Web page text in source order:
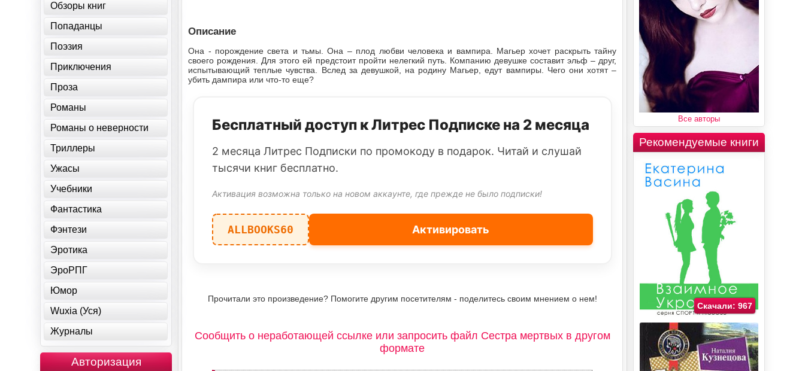
Описание
Она - порождение света и тьмы. Она – плод любви человека и вампира. Магьер хочет раскрыть тайну
своего рождения. Для этого ей предстоит пройти нелегкий путь. Компанию девушке составит эльф – друг,
испытывающий теплые чувства. Вслед за девушкой, на родину Магьер, едут вампиры. Чего они хотят –
убить дампира или что-то еще?
Бесплатный доступ к Литрес Подписке на 2 месяца
2 месяца Литрес Подписки по промокоду в подарок. Читай и слушай
тысячи книг бесплатно.
Активация возможна только на новом аккаунте, где прежде не было подписки!
ALLBOOKS60 Активировать
Прочитали это произведение? Помогите другим посетителям - поделитесь своим мнением о нем!
Сообщить о неработающей ссылке или запросить файл Сестра мертвых в другом
формате
Обзоры книг
Попаданцы
Поэзия
Приключения
Проза
Романы
Романы о неверности
Триллеры
Ужасы
Учебники
Фантастика
Фэнтези
Эротика
ЭроРПГ
Юмор
Wuxia (Уся)
Журналы
Авторизация
Все авторы
Рекомендуемые книги
Скачали: 967